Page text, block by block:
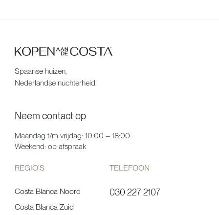
Spaanse huizen,
Nederlandse nuchterheid.
Neem contact op
Maandag t/m vrijdag: 10:00 – 18:00
Weekend: op afspraak
REGIO’S
Costa Blanca Noord
Costa Blanca Zuid
TELEFOON
030 227 2107